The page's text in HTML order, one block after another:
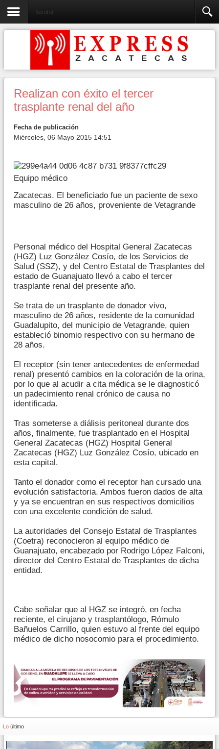
Sociedad
Realizan con éxito el tercer
trasplante renal del año
Fecha de publicación
Miércoles, 06 Mayo 2015 14:51
Equipo médico
Zacatecas. El beneficiado fue un paciente de sexo
masculino de 26 años, proveniente de Vetagrande
Personal médico del Hospital General Zacatecas
(HGZ) Luz González Cosío, de los Servicios de
Salud (SSZ), y del Centro Estatal de Trasplantes del
estado de Guanajuato llevó a cabo el tercer
trasplante renal del presente año.
Se trata de un trasplante de donador vivo,
masculino de 26 años, residente de la comunidad
Guadalupito, del municipio de Vetagrande, quien
estableció binomio respectivo con su hermano de
28 años.
El receptor (sin tener antecedentes de enfermedad
renal) presentó cambios en la coloración de la orina,
por lo que al acudir a cita médica se le diagnosticó
un padecimiento renal crónico de causa no
identificada.
Tras someterse a diálisis peritoneal durante dos
años, finalmente, fue trasplantado en el Hospital
General Zacatecas (HGZ) Hospital General
Zacatecas (HGZ) Luz González Cosío, ubicado en
esta capital.
Tanto el donador como el receptor han cursado una
evolución satisfactoria. Ambos fueron dados de alta
y ya se encuentran en sus respectivos domicilios
con una excelente condición de salud.
La autoridades del Consejo Estatal de Trasplantes
(Coetra) reconocieron al equipo médico de
Guanajuato, encabezado por Rodrigo López Falconi,
director del Centro Estatal de Trasplantes de dicha
entidad.
Cabe señalar que al HGZ se integró, en fecha
reciente, el cirujano y trasplantólogo, Rómulo
Bañuelos Carrillo, quien estuvo al frente del equipo
médico de dicho nosocomio para el procedimiento.
Lo último